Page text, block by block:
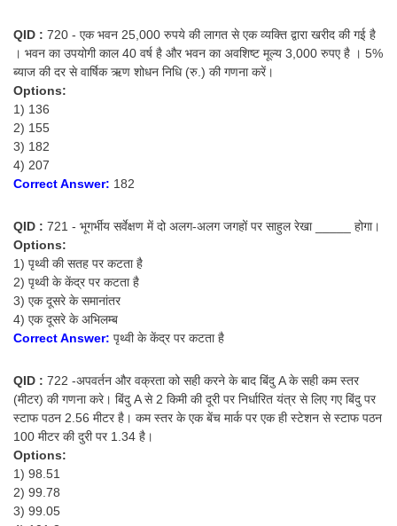
QID : 720 - एक भवन 25,000 रुपये की लागत से एक व्यक्ति द्वारा खरीद की गई है
। भवन का उपयोगी काल 40 वर्ष है और भवन का अवशिष्ट मूल्य 3,000 रुपए है । 5%
ब्याज की दर से वार्षिक ऋण शोधन निधि (रु.) की गणना करें।
Options:
1) 136
2) 155
3) 182
4) 207
Correct Answer: 182
QID : 721 - भूगर्भीय सर्वेक्षण में दो अलग-अलग जगहों पर साहुल रेखा _____ होगा।
Options:
1) पृथ्वी की सतह पर कटता है
2) पृथ्वी के केंद्र पर कटता है
3) एक दूसरे के समानांतर
4) एक दूसरे के अभिलम्ब
Correct Answer: पृथ्वी के केंद्र पर कटता है
QID : 722 -अपवर्तन और वक्रता को सही करने के बाद बिंदु A के सही कम स्तर
(मीटर) की गणना करे। बिंदु A से 2 किमी की दूरी पर निर्धारित यंत्र से लिए गए बिंदु पर
स्टाफ पठन 2.56 मीटर है। कम स्तर के एक बेंच मार्क पर एक ही स्टेशन से स्टाफ पठन
100 मीटर की दुरी पर 1.34 है।
Options:
1) 98.51
2) 99.78
3) 99.05